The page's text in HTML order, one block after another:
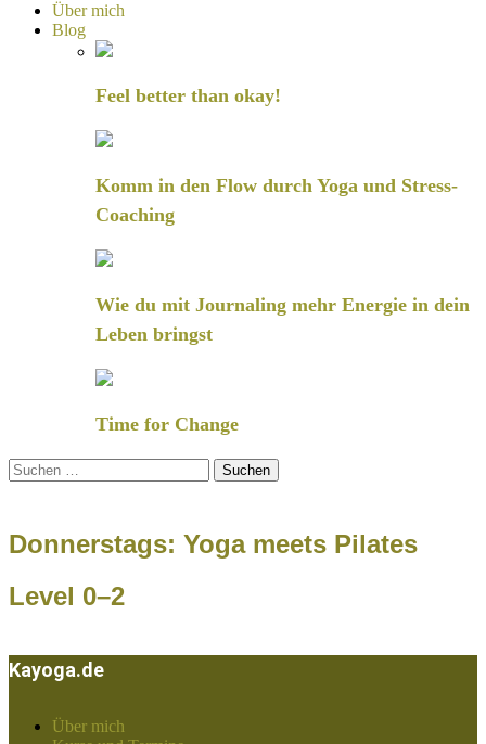
Über mich
Blog
Feel better than okay!
Komm in den Flow durch Yoga und Stress-
Coaching
Wie du mit Journaling mehr Energie in dein
Leben bringst
Time for Change
Suchen
nach:
Donnerstags: Yoga meets Pilates
Level 0–2
Kayoga.de
Über mich